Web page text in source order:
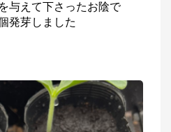
与えて下さったお陰で
発芽しました